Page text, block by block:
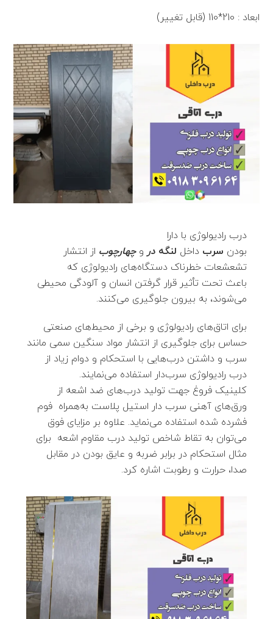
ابعاد : 210*110 (قابل تغییر)
درب رادیولوژی با دارا
بودن سرب داخل لنگه در وچهارچوب از انتشار
تشعشعات خطرناک دستگاه‌های رادیولوژی که
باعث تحت تأثیر قرار گرفتن انسان و آلودگی محیطی
می‌شوند، به بیرون جلوگیری می‌کنند.
برای اتاق‌های رادیولوژی و برخی از محیط‌های صنعتی
حساس برای جلوگیری از انتشار مواد سنگین سمی مانند
سرب و داشتن درب‌هایی با استحکام و دوام زیاد از
درب رادیولوژی سرب‌دار استفاده می‌نمایند.
کلینیک فروغ جهت تولید درب‌های ضد اشعه از
ورق‌های آهنی سرب دار استیل پلاست به‌همراه فوم
فشرده شده استفاده می‌نماید. علاوه بر مزایای فوق
می‌توان به تقاط شاخص تولید درب مقاوم اشعه برای
مثال استحکام در برابر ضربه و عایق بودن در مقابل
صدا، حرارت و رطوبت اشاره کرد.